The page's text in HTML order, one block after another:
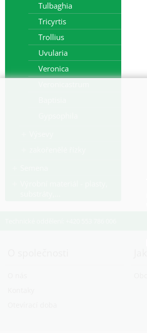
Tulbaghia
Tricyrtis
Trollius
Uvularia
Veronica